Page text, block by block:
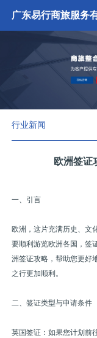
广东易行商旅服务
行业新闻
欧洲签证
一、引言
欧洲，这片充满历史、文
要顺利游览欧洲各国，签
洲签证攻略，帮助您更好
之行更加顺利。
二、签证类型与申请条件
英国签证：如果您计划前